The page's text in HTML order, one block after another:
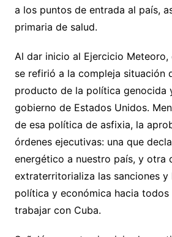
a los puntos de entrada al país,
primaria de salud.
Al dar inicio al Ejercicio Meteoro,
se refirió a la compleja situación
producto de la política genocida
gobierno de Estados Unidos.
de esa política de asfixia, la
órdenes ejecutivas: una que
energético a nuestro país, y otra
extraterritorializa las sanciones y
política y económica hacia todos
trabajar con Cuba.